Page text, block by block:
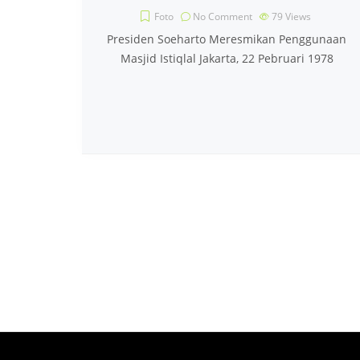
Foto No Comment 79 Views
Presiden Soeharto Meresmikan Penggunaan
Masjid Istiqlal Jakarta, 22 Pebruari 1978